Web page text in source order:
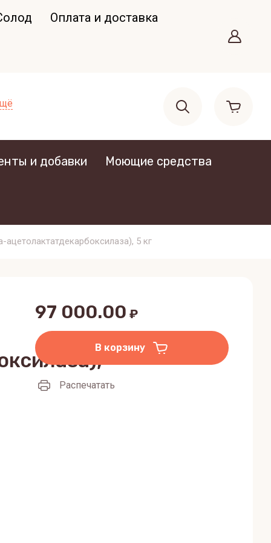
Оплата и доставка
и добавки Моющие средства
ацетолактатдекарбоксилаза), 5 кг
97 000.00 ₽
В корзину
Распечатать